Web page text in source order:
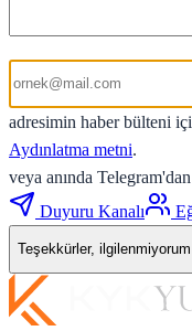
adresimin haber bülteni
Aydınlatma metni.
veya anında Telegram'dan
Duyuru Kanalı
Teşekkürler, ilgilenmiyorum